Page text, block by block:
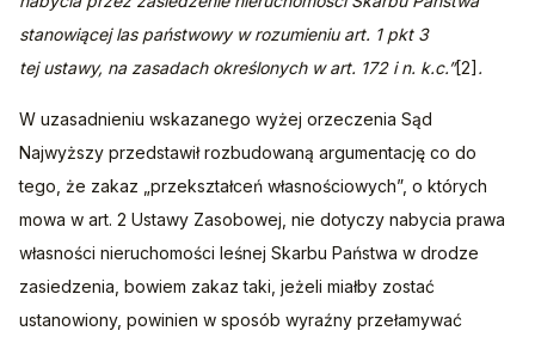
stanowiącej las państwowy w rozumieniu art. 1 pkt 3
tej ustawy, na zasadach określonych w art. 172 i n. k.c.”[2] .
W uzasadnieniu wskazanego wyżej orzeczenia Sąd
Najwyższy przedstawił rozbudowaną argumentację co do
tego, że zakaz „przekształceń własnościowych”, o których
mowa w art. 2 Ustawy Zasobowej, nie dotyczy nabycia prawa
własności nieruchomości leśnej Skarbu Państwa w drodze
zasiedzenia, bowiem zakaz taki, jeżeli miałby zostać
ustanowiony, powinien w sposób wyraźny przełamywać